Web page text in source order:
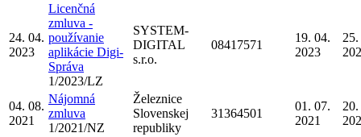
24. 04.
2023
Licenčná
zmluva -
používanie
aplikácie Digi-
Správa
1/2023/LZ
SYSTEM-
DIGITAL
s.r.o.
08417571
19. 04.
2023
04. 08.
2021
Nájomná
zmluva
1/2021/NZ
Železnice
Slovenskej
republiky
31364501
01. 07.
2021